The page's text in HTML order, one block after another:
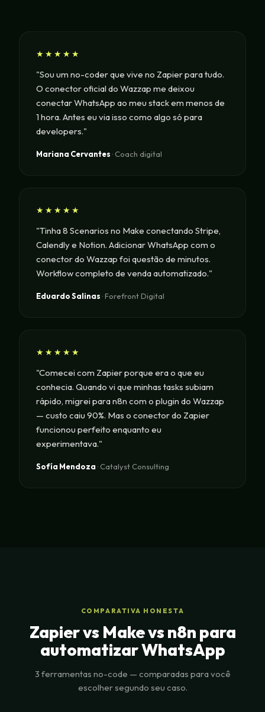
★★★★★
"Sou um no-coder que vive no Zapier para tudo.
O conector oficial do Wazzap me deixou
conectar WhatsApp ao meu stack em menos de
1 hora. Antes eu via isso como algo só para
developers."
Mariana Cervantes · Coach digital
★★★★★
"Tinha 8 Scenarios no Make conectando Stripe,
Calendly e Notion. Adicionar WhatsApp com o
conector do Wazzap foi questão de minutos.
Workflow completo de venda automatizado."
Eduardo Salinas · Forefront Digital
★★★★★
"Comecei com Zapier porque era o que eu
conhecia. Quando vi que minhas tasks subiam
rápido, migrei para n8n com o plugin do Wazzap
— custo caiu 90%. Mas o conector do Zapier
funcionou perfeito enquanto eu
experimentava."
Sofía Mendoza · Catalyst Consulting
COMPARATIVA HONESTA
Zapier vs Make vs n8n para
automatizar WhatsApp
3 ferramentas no-code — comparadas para você
escolher segundo seu caso.